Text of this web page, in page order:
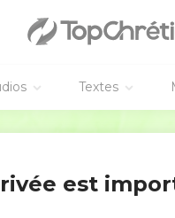
Textes
L’ANNÉE !
est